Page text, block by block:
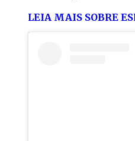
LEIA MAIS SOBRE